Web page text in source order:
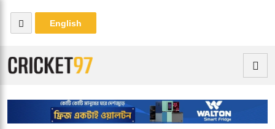
English